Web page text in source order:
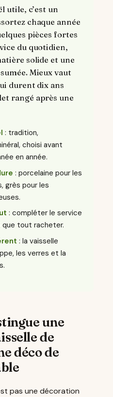
utile, c’est un
chaque année
pièces fortes
du quotidien,
solide et une
Mieux vaut
durent dix ans
rangé après une
: tradition,
choisi avant
en année.
: porcelaine pour les
grès pour les
: compléter le service
tout racheter.
: la vaisselle
les verres et la
une
de
déco de
pas une décoration